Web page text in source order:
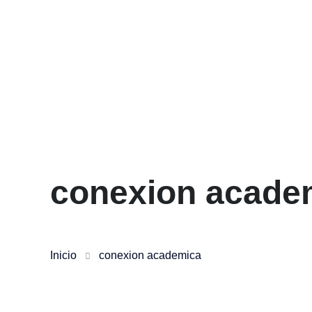
conexion
Inicio conexion academica